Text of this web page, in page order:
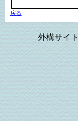
戻る
外構サイ